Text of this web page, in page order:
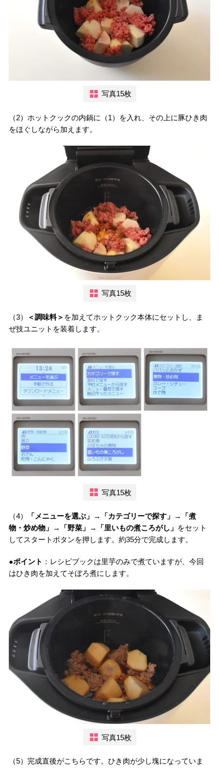
写真15枚
（2）ホットクックの内鍋に（1）を入れ、その上に豚ひき肉
をほぐしながら加えます。
写真15枚
（3） ＜調味料＞ を加えてホットクック本体にセットし、ま
ぜ技ユニットを装着します。
写真15枚
（4）
「メニューを選ぶ」→「カテゴリーで探す」→「煮
物・炒め物」→「野菜」→「里いもの煮ころがし」 をセット
してスタートボタンを押します。約35分で完成します。
●ポイント ：レシピブックは里芋のみで煮ていますが、今回
はひき肉を加えてそぼろ煮にします。
写真15枚
（5）完成直後がこちらです。ひき肉が少し塊になっていま